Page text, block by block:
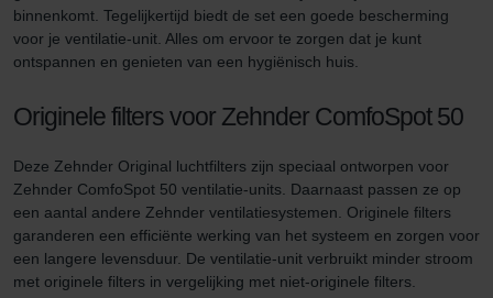
binnenkomt. Tegelijkertijd biedt de set een goede bescherming
voor je ventilatie-unit. Alles om ervoor te zorgen dat je kunt
ontspannen en genieten van een hygiënisch huis.
Originele filters voor Zehnder ComfoSpot 50
Deze Zehnder Original luchtfilters zijn speciaal ontworpen voor
Zehnder ComfoSpot 50 ventilatie-units. Daarnaast passen ze op
een aantal andere Zehnder ventilatiesystemen. Originele filters
garanderen een efficiënte werking van het systeem en zorgen voor
een langere levensduur. De ventilatie-unit verbruikt minder stroom
met originele filters in vergelijking met niet-originele filters.